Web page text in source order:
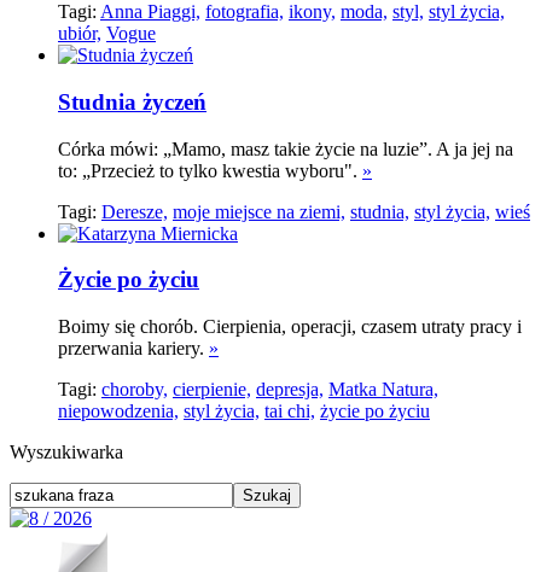
Tagi: Anna Piaggi, fotografia, ikony, moda, styl, styl życia,
ubiór, Vogue
Studnia życzeń
Córka mówi: „Mamo, masz takie życie na luzie”. A ja jej na
to: „Przecież to tylko kwestia wyboru". »
Tagi: Deresze, moje miejsce na ziemi, studnia, styl życia, wieś
Życie po życiu
Boimy się chorób. Cierpienia, operacji, czasem utraty pracy i
przerwania kariery. »
Tagi: choroby, cierpienie, depresja, Matka Natura,
niepowodzenia, styl życia, tai chi, życie po życiu
Wyszukiwarka